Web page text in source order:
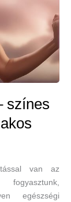
színes
van az
egészségi